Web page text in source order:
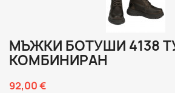
МЪЖКИ БОТУШИ 4138
КОМБИНИРАН
92,00 €